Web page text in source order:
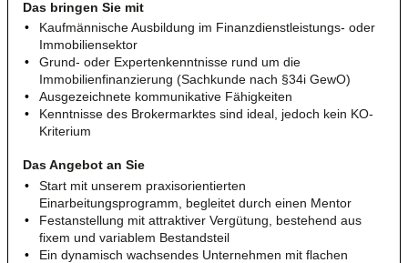
Das bringen Sie mit
Kaufmännische Ausbildung im Finanzdienstleistungs- oder
Immobiliensektor
Grund- oder Expertenkenntnisse rund um die
Immobilienfinanzierung (Sachkunde nach §34i GewO)
Ausgezeichnete kommunikative Fähigkeiten
Kenntnisse des Brokermarktes sind ideal, jedoch kein KO-
Kriterium
Das Angebot an Sie
Start mit unserem praxisorientierten
Einarbeitungsprogramm, begleitet durch einen Mentor
Festanstellung mit attraktiver Vergütung, bestehend aus
fixem und variablem Bestandsteil
Ein dynamisch wachsendes Unternehmen mit flachen